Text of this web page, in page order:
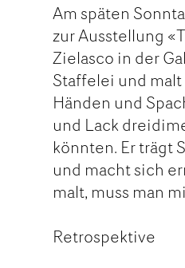
Am späten
zur Ausstellung
Zielasco in der
Staffelei und
Händen und
und Lack
könnten. Er trägt
und macht sich
malt, muss man
Retrospektive